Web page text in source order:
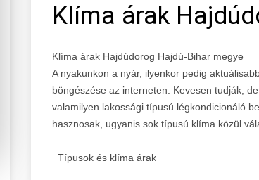
Klíma árak
Klíma árak Hajdúdorog Hajdú-Bihar megye
A nyakunkon a nyár, ilyenkor pedig
böngészése az interneten. Kevesen tudják,
valamilyen lakossági típusú légkondicionáló
hasznosak, ugyanis sok típusú klíma közül
Típusok és klíma árak